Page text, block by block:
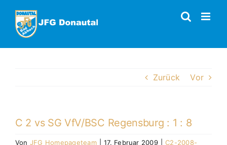
Inhalt
springen
Zurück Vor
C 2 vs SG VfV/BSC Regensburg : 1 : 8
Von JFG Homepageteam 17. Februar 2009
C2-2008-